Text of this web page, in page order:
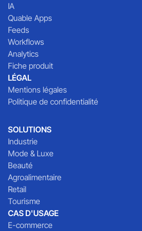
IA
Quable Apps
Feeds
Workflows
Analytics
Fiche produit
LÉGAL
Mentions légales
Politique de confidentialité
SOLUTIONS
Industrie
Mode & Luxe
Beauté
Agroalimentaire
Retail
Tourisme
CAS D'USAGE
E-commerce